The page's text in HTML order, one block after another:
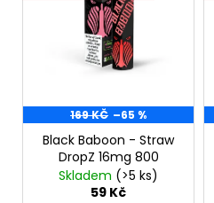
169 KČ –65 %
Black Baboon - Straw
DropZ 16mg 800
Skladem (>5 ks)
59 Kč